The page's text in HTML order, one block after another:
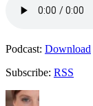
Podcast: Download
Subscribe: RSS
Autor